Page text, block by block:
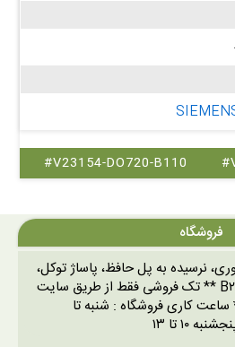
#V23154-DO720-B110
فروشگاه
نرسیده به پل حافظ، پاساژ توکل،
زیر همکف، پلاک B۲۸ ** تک فروشی فقط از طریق سایت
کاری فروشگاه : شنبه تا